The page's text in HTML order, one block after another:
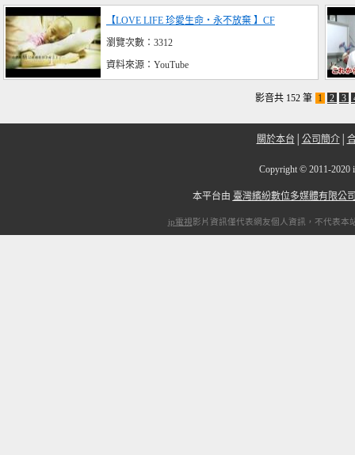
【LOVE LIFE 珍愛生命‧永不放棄 】CF
瀏覽次數：3312
資料來源：YouTube
影音共 152 筆 1 2 3
關於本台 公司簡介│
Copyright © 2011-
本平台由 臺灣繽紛數位多媒體有限公
ip電視影片資訊僅代表網友個人資訊，不代表本